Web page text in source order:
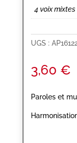
4 voix mixtes
UGS :
3,60 €
Paroles et